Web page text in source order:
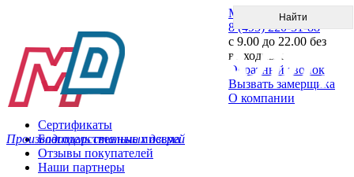
Производитель стальных дверей
Меню
8 (495) 220-51-88
с 9.00 до 22.00 без
выходных
Обратный звонок
Вызвать замерщика
О компании
Сертификаты
Благодарственные письма
Отзывы покупателей
Наши партнеры